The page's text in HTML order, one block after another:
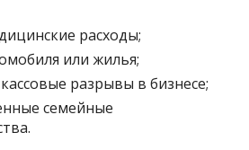
расходы;
или жилья;
разрывы в бизнесе;
семейные